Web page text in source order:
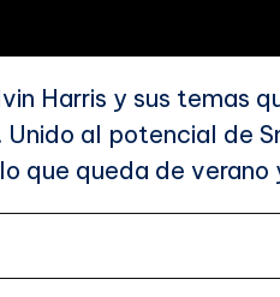
Harris y sus temas
al potencial de
que queda de verano